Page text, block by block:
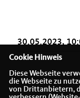
30.05.2023,
Cookie Hinweis
Diese Webseite
die Webseite zu
von Drittanbietern,